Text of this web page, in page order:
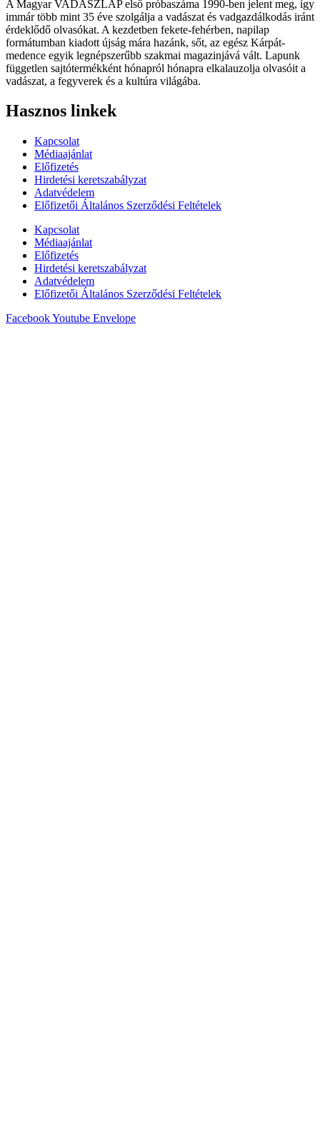
A Magyar VADÁSZLAP első próbaszáma 1990-ben jelent meg, így
immár több mint 35 éve szolgálja a vadászat és vadgazdálkodás iránt
érdeklődő olvasókat. A kezdetben fekete-fehérben, napilap
formátumban kiadott újság mára hazánk, sőt, az egész Kárpát-
medence egyik legnépszerűbb szakmai magazinjává vált. Lapunk
független sajtótermékként hónapról hónapra elkalauzolja olvasóit a
vadászat, a fegyverek és a kultúra világába.
Hasznos linkek
Kapcsolat
Médiaajánlat
Előfizetés
Hirdetési keretszabályzat
Adatvédelem
Előfizetői Általános Szerződési Feltételek
Kapcsolat
Médiaajánlat
Előfizetés
Hirdetési keretszabályzat
Adatvédelem
Előfizetői Általános Szerződési Feltételek
FacebookYoutube Envelope